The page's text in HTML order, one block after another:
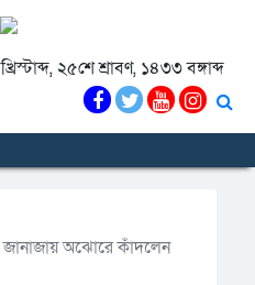
২৫শে শ্রাবণ, ১৪৩৩ বঙ্গাব্দ
জানাজায় অঝোরে কাঁদলেন